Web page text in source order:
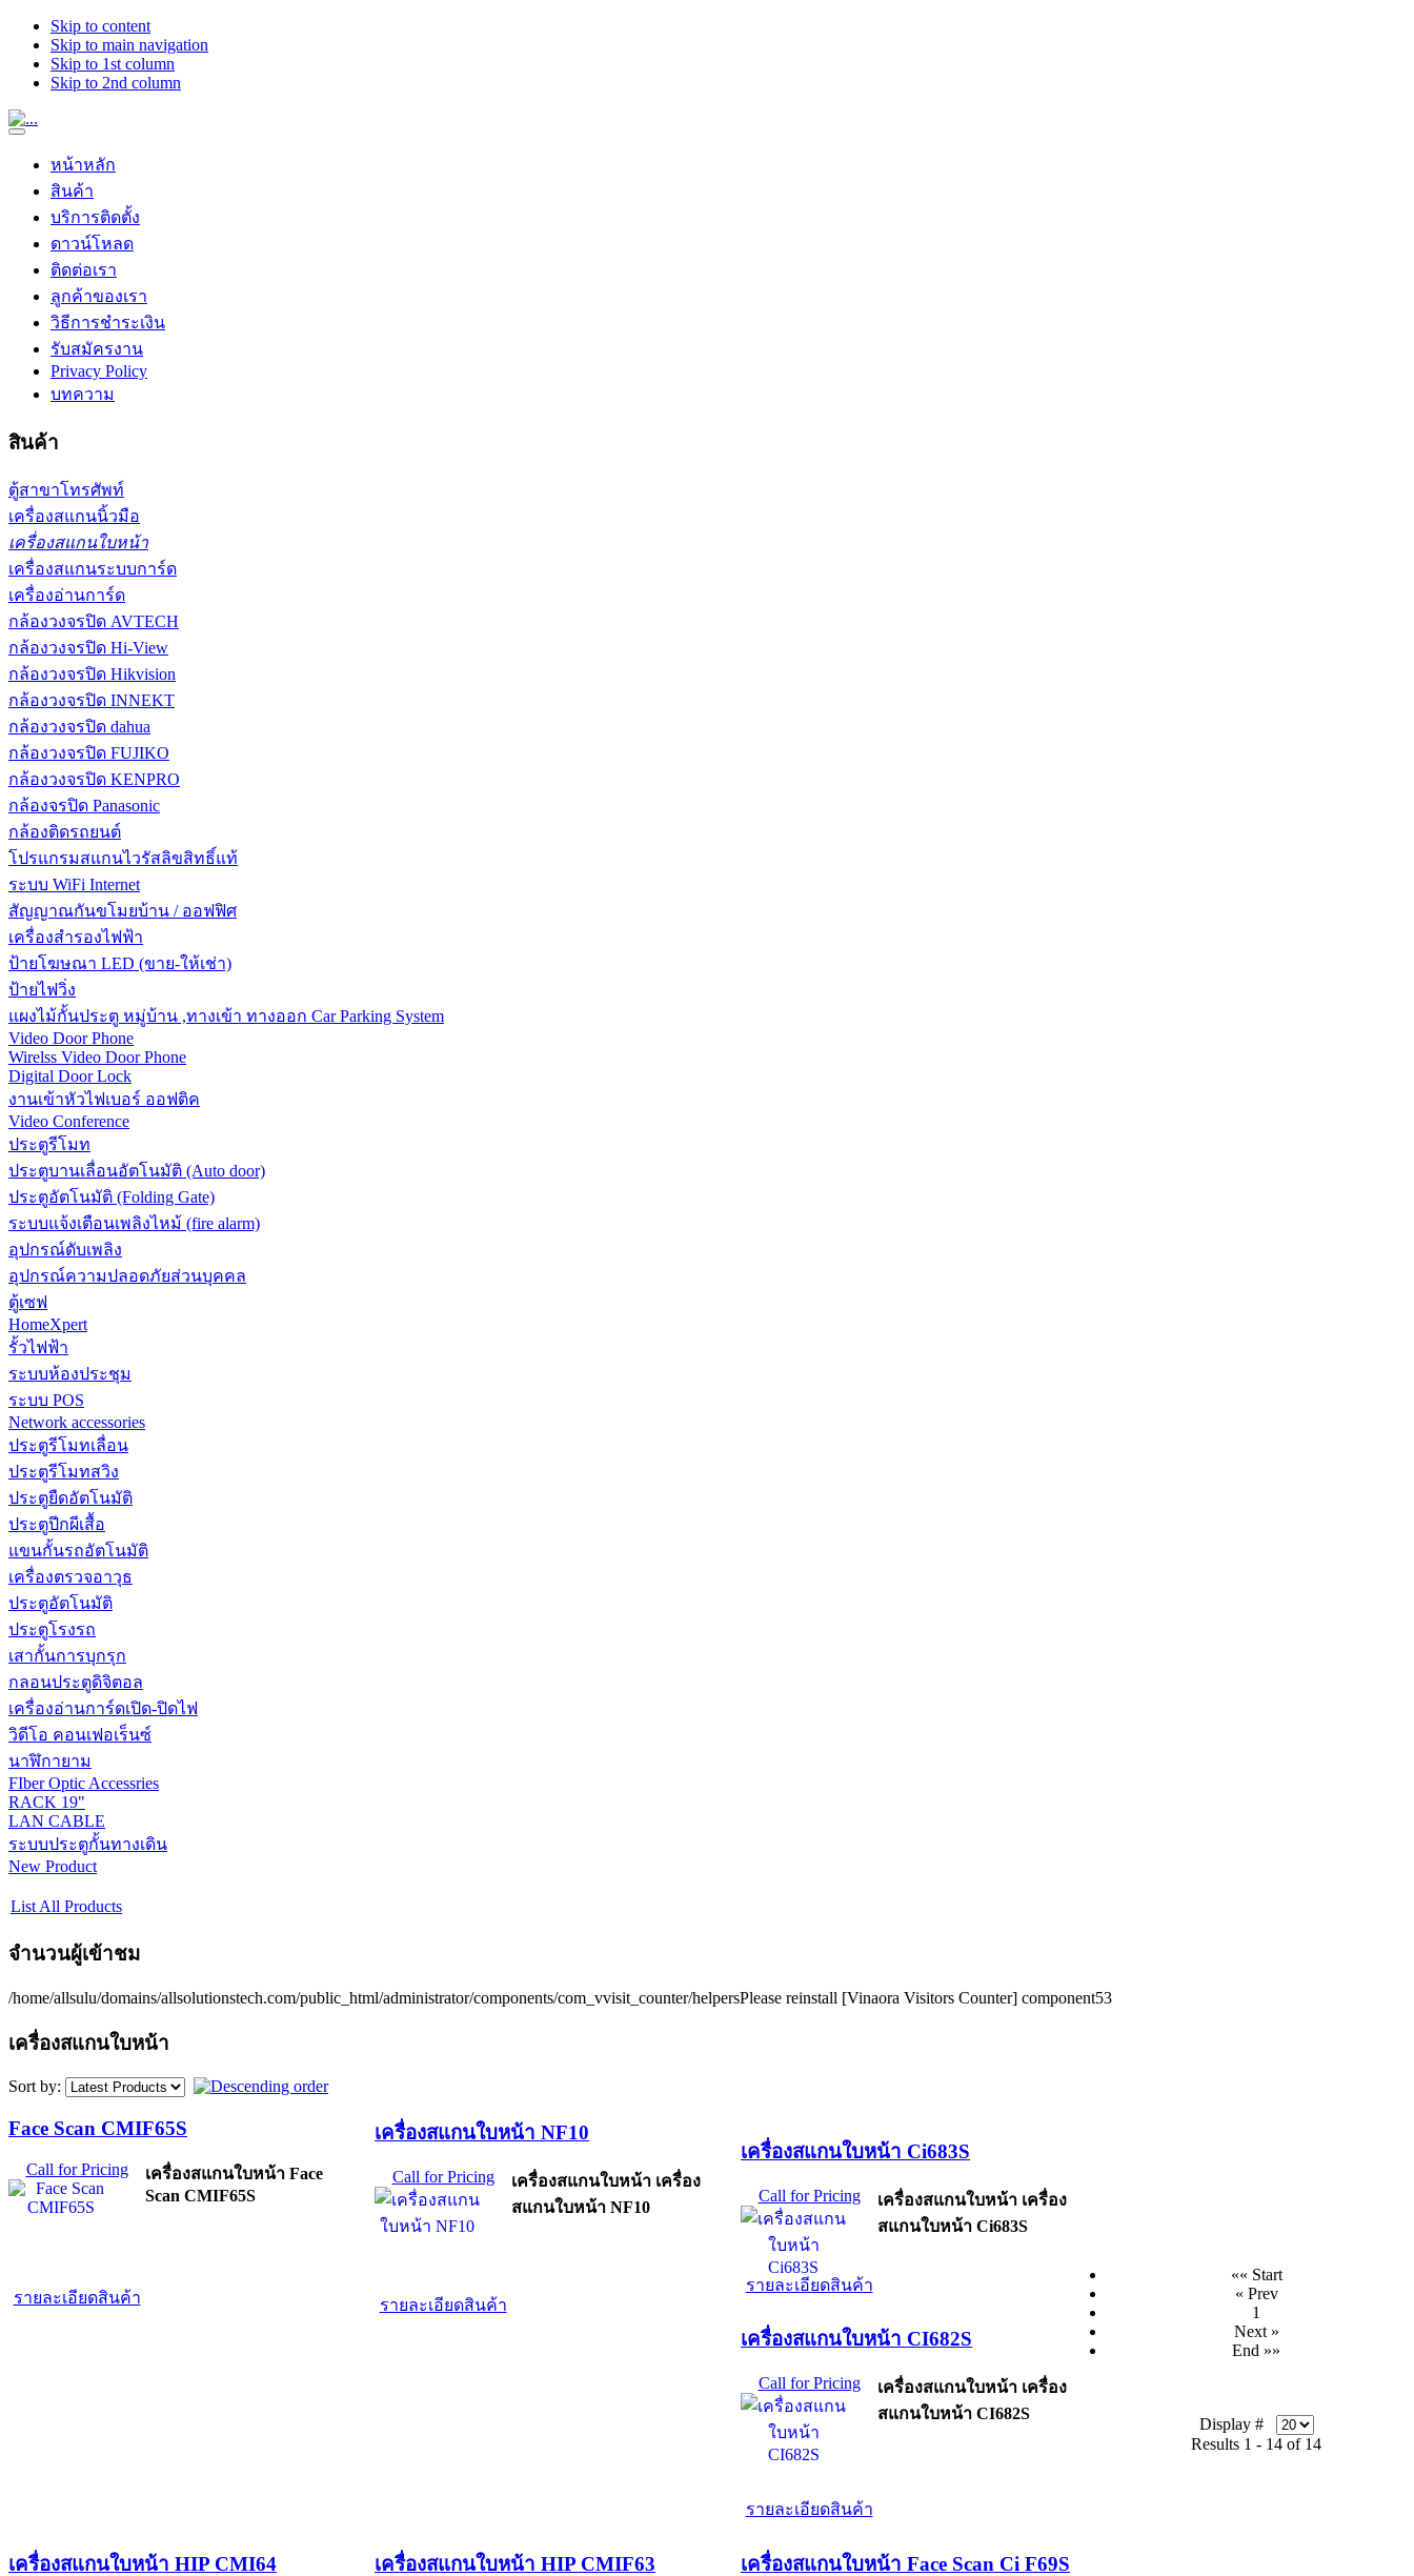
Skip to content
Skip to main navigation
Skip to 1st column
Skip to 2nd column
หน้าหลัก
สินค้า
บริการติดตั้ง
ดาวน์โหลด
ติดต่อเรา
ลูกค้าของเรา
วิธีการชำระเงิน
รับสมัครงาน
Privacy Policy
บทความ
สินค้า
ตู้สาขาโทรศัพท์
เครื่องสแกนนิ้วมือ
เครื่องสแกนใบหน้า
เครื่องสแกนระบบการ์ด
เครื่องอ่านการ์ด
กล้องวงจรปิด AVTECH
กล้องวงจรปิด Hi-View
กล้องวงจรปิด Hikvision
กล้องวงจรปิด INNEKT
กล้องวงจรปิด dahua
กล้องวงจรปิด FUJIKO
กล้องวงจรปิด KENPRO
กล้องจรปิด Panasonic
กล้องติดรถยนต์
โปรแกรมสแกนไวรัสลิขสิทธิ์แท้
ระบบ WiFi Internet
สัญญาณกันขโมยบ้าน / ออฟฟิศ
เครื่องสำรองไฟฟ้า
ป้ายโฆษณา LED (ขาย-ให้เช่า)
ป้ายไฟวิ่ง
แผงไม้กั้นประตู หมู่บ้าน ,ทางเข้า ทางออก Car Parking System
Video Door Phone
Wirelss Video Door Phone
Digital Door Lock
งานเข้าหัวไฟเบอร์ ออฟติค
Video Conference
ประตูรีโมท
ประตูบานเลื่อนอัตโนมัติ (Auto door)
ประตูอัตโนมัติ (Folding Gate)
ระบบแจ้งเตือนเพลิงไหม้ (fire alarm)
อุปกรณ์ดับเพลิง
อุปกรณ์ความปลอดภัยส่วนบุคคล
ตู้เซฟ
HomeXpert
รั้วไฟฟ้า
ระบบห้องประชุม
ระบบ POS
Network accessories
ประตูรีโมทเลื่อน
ประตูรีโมทสวิง
ประตูยืดอัตโนมัติ
ประตูปีกผีเสื้อ
แขนกั้นรถอัตโนมัติ
เครื่องตรวจอาวุธ
ประตูอัตโนมัติ
ประตูโรงรถ
เสากั้นการบุกรุก
กลอนประตูดิจิตอล
เครื่องอ่านการ์ดเปิด-ปิดไฟ
วิดีโอ คอนเฟอเร็นซ์
นาฬิกายาม
FIber Optic Accessries
RACK 19"
LAN CABLE
ระบบประตูกั้นทางเดิน
New Product
List All Products
จำนวนผู้เข้าชม
/home/allsulu/domains/allsolutionstech.com/public_html/administrator/components/com_vvisit_counter/helpersPlease reinstall [Vinaora Visitors Counter] component53
เครื่องสแกนใบหน้า
Sort by:
Face Scan CMIF65S
Call for Pricing
รายละเอียดสินค้า
เครื่องสแกนใบหน้า Face
Scan CMIF65S
เครื่องสแกนใบหน้า NF10
Call for Pricing
รายละเอียดสินค้า
เครื่องสแกนใบหน้า เครื่อง
สแกนใบหน้า NF10
เครื่องสแกนใบหน้า Ci683S
Call for Pricing
รายละเอียดสินค้า
เครื่องสแกนใบหน้า เครื่อง
สแกนใบหน้า Ci683S
เครื่องสแกนใบหน้า CI682S
Call for Pricing
รายละเอียดสินค้า
เครื่องสแกนใบหน้า เครื่อง
สแกนใบหน้า CI682S
เครื่องสแกนใบหน้า HIP CMI64 เครื่องสแกนใบหน้า HIP CMIF63 เครื่องสแกนใบหน้า Face Scan Ci F69S
«« Start
« Prev
1
Next »
End »»
Display #
Results 1 - 14 of 14